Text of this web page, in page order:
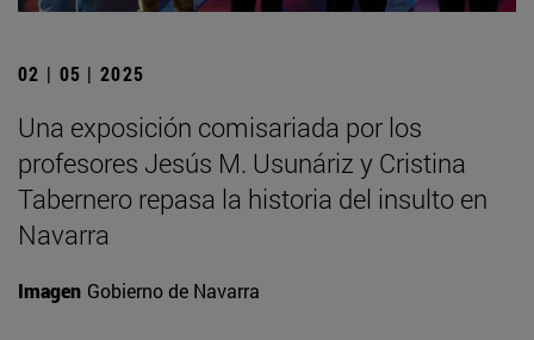
02 | 05 | 2025
Una exposición comisariada por los
profesores Jesús M. Usunáriz y Cristina
Tabernero repasa la historia del insulto en
Navarra
Imagen Gobierno de Navarra